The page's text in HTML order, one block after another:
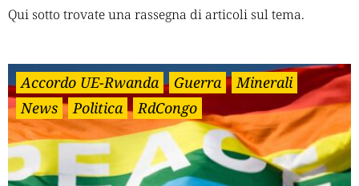
Qui sotto trovate una rassegna di articoli sul tema.
Accordo UE-Rwanda Guerra
Minerali
News
Politica RdCongo